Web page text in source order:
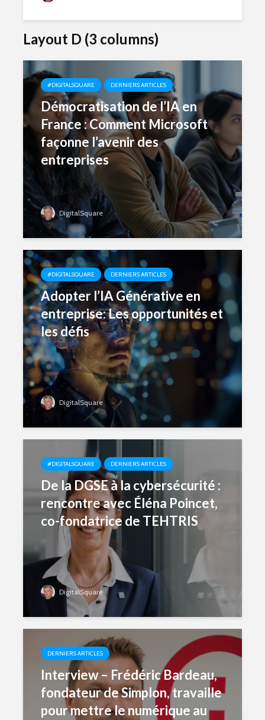
Layout D (3 columns)
#DIGITALSQUARE DERNIERS ARTICLES
Démocratisation de l’IA en
France : Comment Microsoft
façonne l’avenir des
entreprises
DigitalSquare
#DIGITALSQUARE DERNIERS ARTICLES
Adopter l’IA Générative en
entreprise: Les opportunités et
les défis
DigitalSquare
#DIGITALSQUARE DERNIERS ARTICLES
De la DGSE à la cybersécurité :
rencontre avec Éléna Poincet,
co-fondatrice de TEHTRIS
DigitalSquare
DERNIERS ARTICLES
Interview – Frédéric Bardeau,
fondateur de Simplon, travaille
pour mettre le numérique au